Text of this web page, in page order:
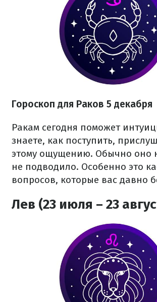
Гороскоп для Раков 5 декабря
Ракам сегодня поможет
знаете, как поступить,
этому ощущению. Обычно оно
не подводило. Особенно это
вопросов, которые вас давно
Лев (23 июля – 23